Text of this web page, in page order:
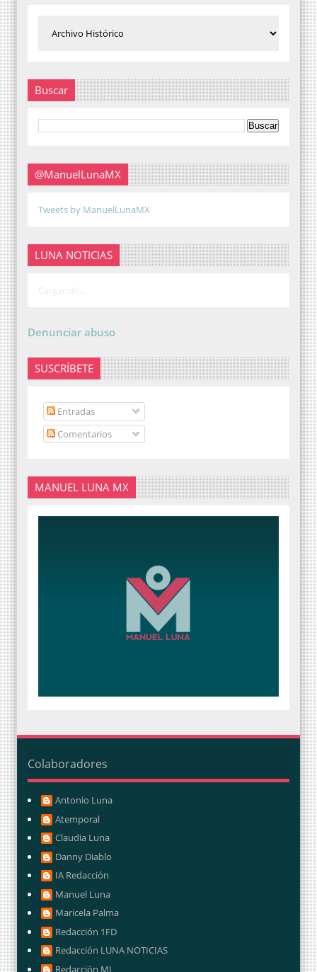
Buscar
@ManuelLunaMX
Tweets by ManuelLunaMX
LUNA NOTICIAS
Cargando...
Denunciar abuso
SUSCRÍBETE
Entradas
Comentarios
MANUEL LUNA MX
Colaboradores
Antonio Luna
Atemporal
Claudia Luna
Danny Diablo
IA Redacción
Manuel Luna
Maricela Palma
Redacción 1FD
Redacción LUNA NOTICIAS
Redacción ML